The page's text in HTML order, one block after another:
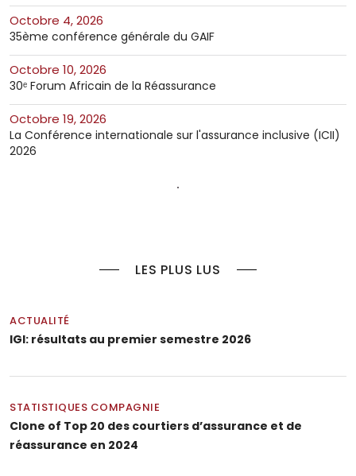
octobre 4, 2026
35ème conférence générale du GAIF
octobre 10, 2026
30ᵉ Forum Africain de la Réassurance
octobre 19, 2026
La Conférence internationale sur l'assurance inclusive (ICII)
2026
LES PLUS LUS
ACTUALITÉ
IGI: résultats au premier semestre 2026
STATISTIQUES COMPAGNIE
Clone of Top 20 des courtiers d’assurance et de
réassurance en 2024